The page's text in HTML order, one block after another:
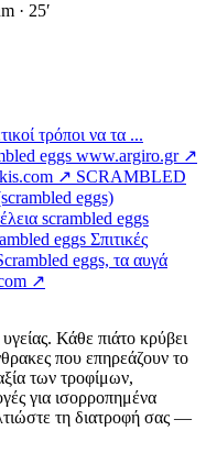
· 25′
τρόποι να τα ...
eggs www.argiro.gr ↗
↗ SCRAMBLED
eggs)
scrambled eggs
eggs Σπιτικές
eggs, τα αυγά
↗
Κάθε πιάτο κρύβει
που επηρεάζουν το
των τροφίμων,
για ισορροπημένα
τη διατροφή σας —